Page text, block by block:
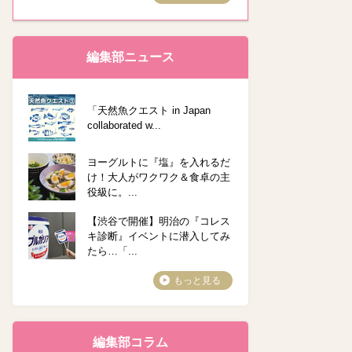
編集部ニュース
「天然魚クエスト in Japan
collaborated w...
ヨーグルトに『塩』を入れるだ
け！大人がワクワク＆食卓の主
役級に。...
【渋谷で開催】明治の『コレス
キ診断』イベントに潜入してみ
たら…「...
もっと見る
編集部コラム